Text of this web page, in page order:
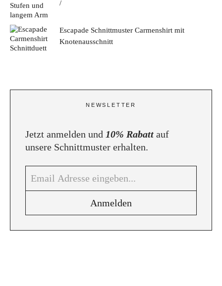
Escapade Schnittmuster Carmenshirt mit
Knotenausschnitt
NEWSLETTER
Jetzt anmelden und 10% Rabatt auf
unsere Schnittmuster erhalten.